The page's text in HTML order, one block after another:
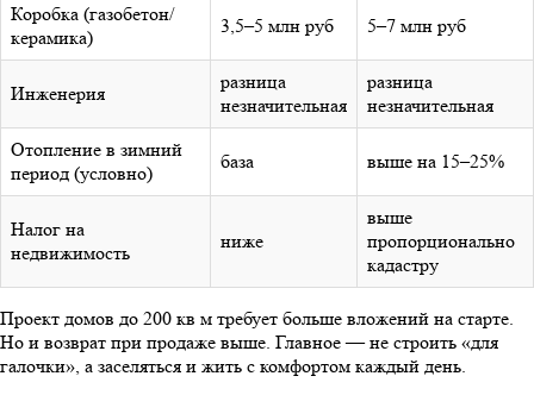
Коробка (газобетон/
керамика)
3,5–5 млн руб 5–7 млн руб
Инженерия
разница
незначительная
разница
незначительная
Отопление в зимний
период (условно)
база выше на 15–25%
Налог на
недвижимость
ниже
выше
пропорционально
кадастру
Проект домов до 200 кв м требует больше вложений на старте.
Но и возврат при продаже выше. Главное — не строить «для
галочки», а заселяться и жить с комфортом каждый день.